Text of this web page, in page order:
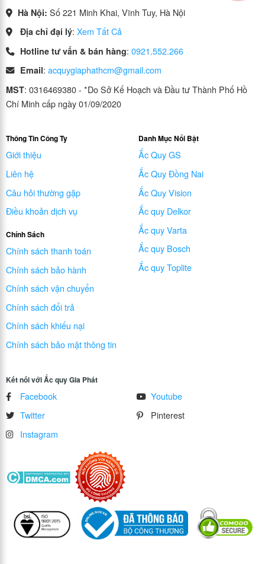
Hà Nội: Số 221 Minh Khai, Vĩnh Tuy, Hà Nội
Địa chỉ đại lý: Xem Tất Cả
Hotline tư vấn & bán hàng: 0921.552.266
Email: acquygiaphathcm@gmail.com
MST: 0316469380 - *Do Sở Kế Hoạch và Đầu tư Thành Phố Hồ
Chí Minh cấp ngày 01/09/2020
Thông Tin Công Ty
Giới thiệu
Liên hệ
Câu hỏi thường gặp
Điều khoản dịch vụ
Chính Sách
Chính sách thanh toán
Chính sách bảo hành
Chính sách vận chuyển
Chính sách đổi trả
Chính sách khiếu nại
Chính sách bảo mật thông tin
Danh Mục Nổi Bật
Ắc Quy GS
Ắc Quy Đồng Nai
Ắc Quy Vision
Ắc quy Delkor
Ắc quy Varta
Ắc quy Bosch
Ắc quy Toplite
Kết nối với Ắc quy Gia Phát
Facebook
Twitter
Instagram
Youtube
Pinterest